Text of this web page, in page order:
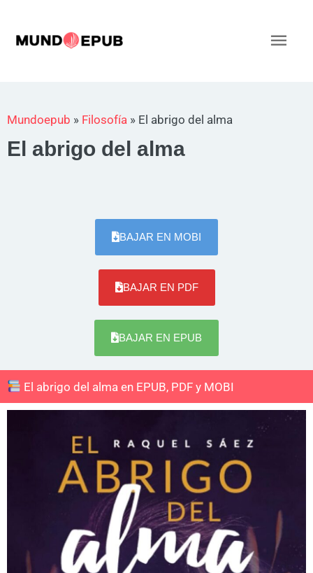
contenido
Mundoepub » Filosofía » El abrigo del alma
El abrigo del alma
BAJAR EN MOBI
BAJAR EN PDF
BAJAR EN EPUB
El abrigo del alma en EPUB, PDF y MOBI